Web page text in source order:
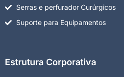
Serras e perfurador Curúrgicos
Suporte para Equipamentos
Estrutura Corporativa